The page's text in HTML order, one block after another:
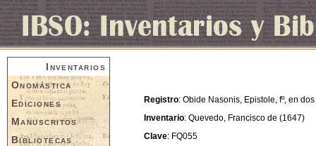
Inventarios
Onomástica
Ediciones
Manuscritos
Bibliotecas
Registro: Obide Nasonis, Epistole, fº, en
Inventario: Quevedo, Francisco de (1647)
Clave: FQ055